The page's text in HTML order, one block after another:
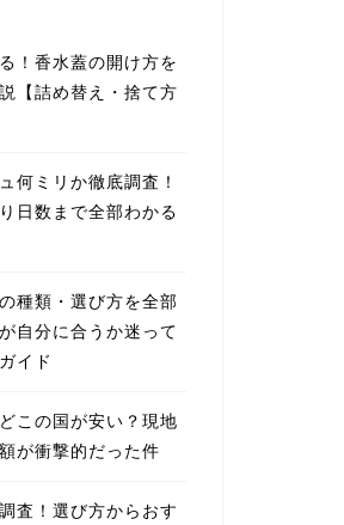
！香水蓋の開け方を
【詰め替え・捨て方
何ミリか徹底調査！
日数まで全部わかる
種類・選び方を全部
自分に合うか迷って
イド
この国が安い？現地
が衝撃的だった件
査！選び方からおす